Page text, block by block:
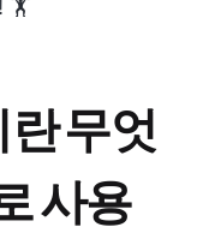
! 🏋️
무엇
사용